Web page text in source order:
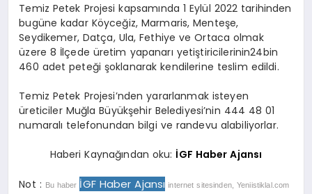
Temiz Petek Projesi kapsamında 1 Eylül 2022 tarihinden
bugüne kadar Köyceğiz, Marmaris, Menteşe,
Seydikemer, Datça, Ula, Fethiye ve Ortaca olmak
üzere 8 İlçede üretim yapanarı yetiştiricilerinin24bin
460 adet peteği şoklanarak kendilerine teslim edildi.
Temiz Petek Projesi’nden yararlanmak isteyen
üreticiler Muğla Büyükşehir Belediyesi’nin 444 48 01
numaralı telefonundan bilgi ve randevu alabiliyorlar.
Haberi Kaynağından oku: İGF Haber Ajansı
Not : Bu haber İGF Haber Ajansı internet sitesinden, Yeniistiklal.com